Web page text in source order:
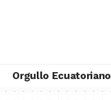
Orgullo Ecuatoriano